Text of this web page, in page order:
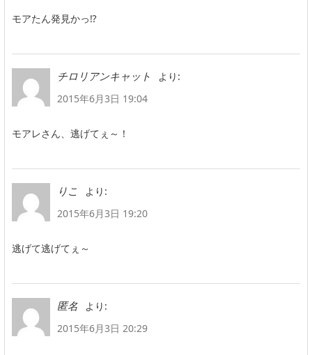
モアたん発見かっ⁉︎
チロリアンキャット
より:
2015年6月3日 19:04
モアレさん、逃げてぇ～！
りこ
より:
2015年6月3日 19:20
逃げて逃げてぇ～
匿名
より:
2015年6月3日 20:29